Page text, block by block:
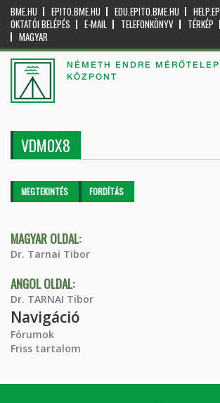
BME.HU EPITO.BME.HU EDU.EPITO.BME.HU
OKTATÓI BELÉPÉS
E-MAIL TELEFONKÖNYV TÉRKÉP
MAGYAR
NÉMETH ENDRE
KÖZPONT
VDM0X8
Elsődleges fülek
MEGTEKINTÉS (AKTÍVFORDÍTÁS
MAGYAR OLDAL:
Dr. Tarnai Tibor
ANGOL OLDAL:
Dr. TARNAI Tibor
Navigáció
Fórumok
Friss tartalom